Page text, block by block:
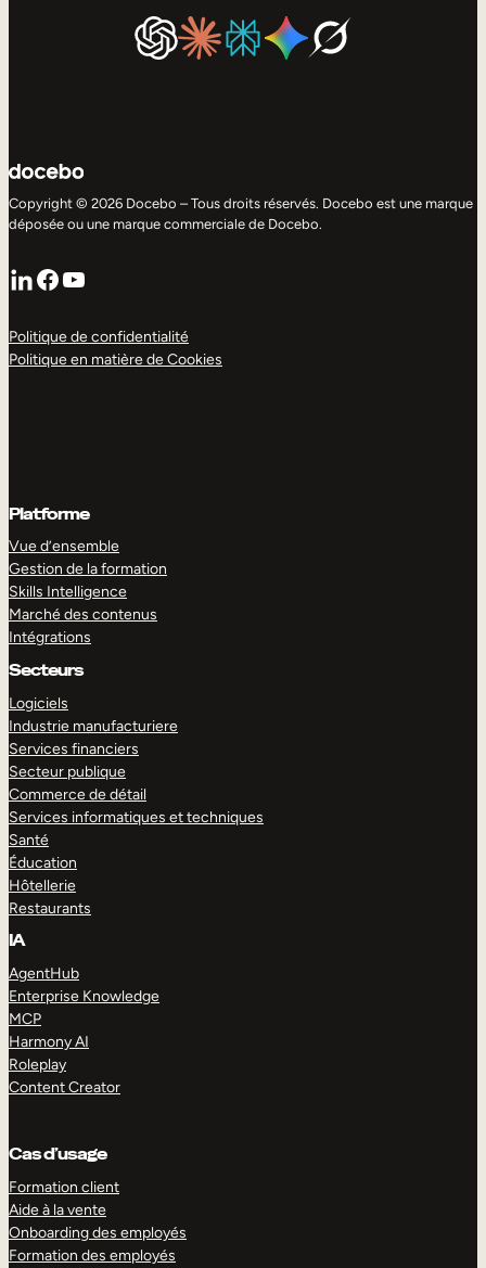
Copyright © 2026 Docebo – Tous droits réservés. Docebo est une marque
déposée ou une marque commerciale de Docebo.
LinkedIn
Facebook
YouTube
Politique de confidentialité
Politique en matière de Cookies
Platforme
Vue d’ensemble
Gestion de la formation
Skills Intelligence
Marché des contenus
Intégrations
Secteurs
Logiciels
Industrie manufacturiere
Services financiers
Secteur publique
Commerce de détail
Services informatiques et techniques
Santé
Éducation
Hôtellerie
Restaurants
IA
AgentHub
Enterprise Knowledge
MCP
Harmony AI
Roleplay
Content Creator
Cas d’usage
Formation client
Aide à la vente
Onboarding des employés
Formation des employés